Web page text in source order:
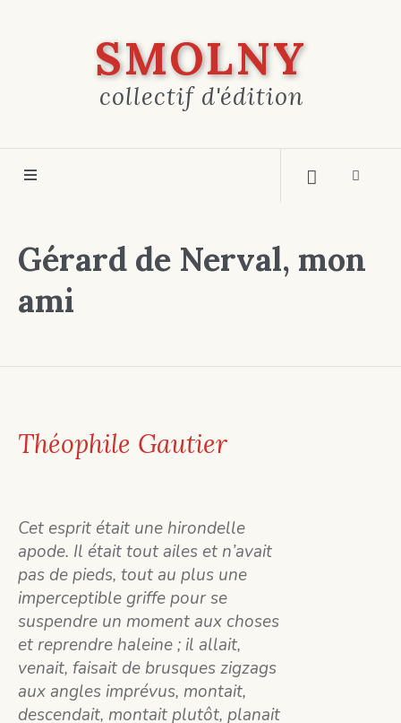
SMOLNY
collectif d'édition
Gérard de Nerval, mon
ami
Théophile Gautier
Cet esprit était une hirondelle
apode. Il était tout ailes et n’avait
pas de pieds, tout au plus une
imperceptible griffe pour se
suspendre un moment aux choses
et reprendre haleine ; il allait,
venait, faisait de brusques zigzags
aux angles imprévus, montait,
descendait, montait plutôt, planait